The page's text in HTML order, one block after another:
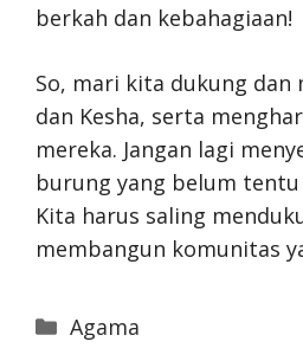
berkah dan kebahagiaan!
So, mari kita dukung dan
dan Kesha, serta
mereka. Jangan lagi
burung yang belum tentu
Kita harus saling
membangun komunitas
Categories
Agama